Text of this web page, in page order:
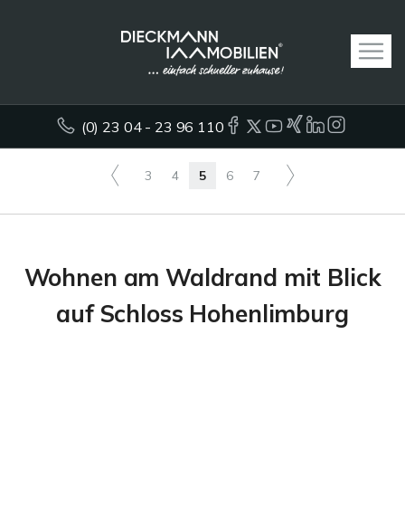
(0) 23 04 - 23 96 110
3 4 5 6 7
Wohnen am Waldrand mit Blick
auf Schloss Hohenlimburg